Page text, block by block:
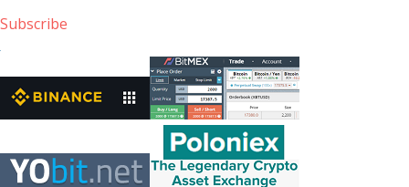
Subscribe